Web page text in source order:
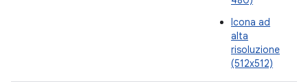
Icona ad
alta
risoluzione
(512x512)